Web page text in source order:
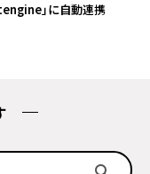
」に自動連携